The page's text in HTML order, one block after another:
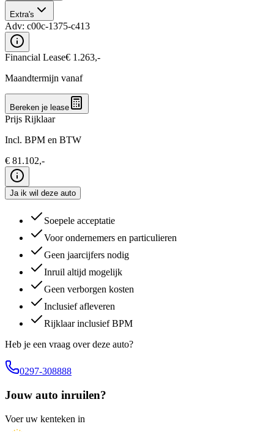
Extra's
Adv: c00c-1375-c413
Financial Lease€ 1.263,-
Maandtermijn vanaf
Bereken je lease
Prijs Rijklaar
Incl. BPM en BTW
€ 81.102,-
Ja ik wil deze auto
Soepele acceptatie
Voor ondernemers en particulieren
Geen jaarcijfers nodig
Inruil altijd mogelijk
Geen verborgen kosten
Inclusief afleveren
Rijklaar inclusief BPM
Heb je een vraag over deze auto?
0297-308888
Jouw auto inruilen?
Voer uw kenteken in